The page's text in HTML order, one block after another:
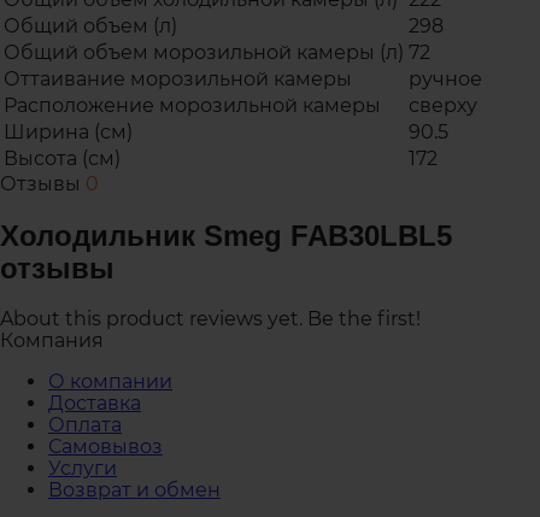
Общий объем (л)
298
Общий объем морозильной камеры (л) 72
Оттаивание морозильной камеры
ручное
Расположение морозильной камеры
сверху
Ширина (см)
90.5
Высота (см)
172
Отзывы 0
Холодильник Smeg FAB30LBL5
отзывы
About this product reviews yet. Be the first!
Компания
О компании
Доставка
Оплата
Самовывоз
Услуги
Возврат и обмен